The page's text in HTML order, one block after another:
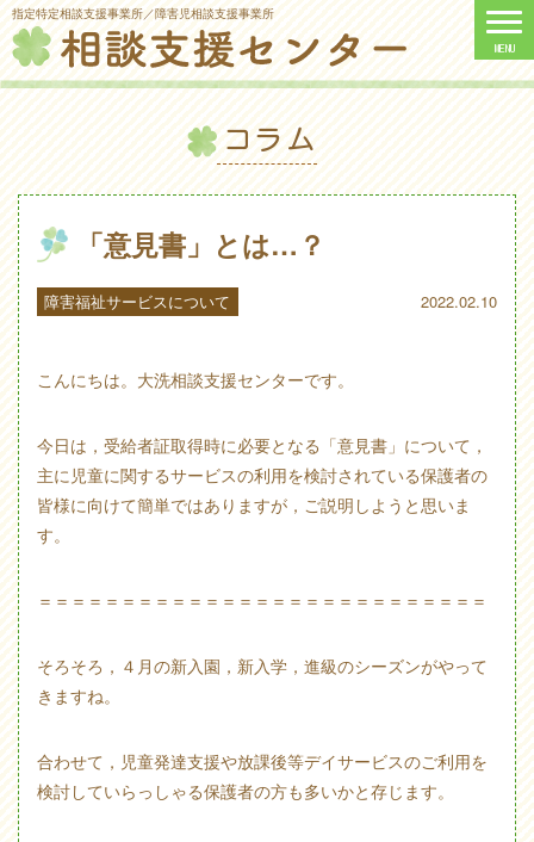
指定特定相談支援事業所／障害児相談支援事業所
コラム
「意見書」とは…？
障害福祉サービスについて 2022.02.10
こんにちは。大洗相談支援センターです。
今日は，受給者証取得時に必要となる「意見書」について，
主に児童に関するサービスの利用を検討されている保護者の
皆様に向けて簡単ではありますが，ご説明しようと思いま
す。
＝＝＝＝＝＝＝＝＝＝＝＝＝＝＝＝＝＝＝＝＝＝＝＝＝＝＝
そろそろ，４月の新入園，新入学，進級のシーズンがやって
きますね。
合わせて，児童発達支援や放課後等デイサービスのご利用を
検討していらっしゃる保護者の方も多いかと存じます。